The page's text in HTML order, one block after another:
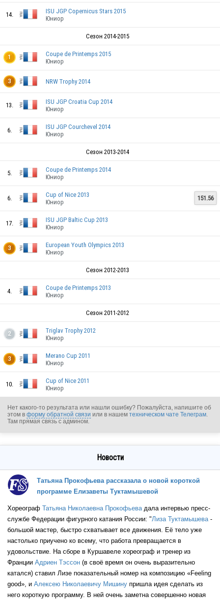
FRA
FRA
FRA
FRA
FRA
FRA
FRA
FRA
FRA
FRA
FRA
FRA
14.
ISU JGP Copernicus Stars 2015
Юниор
Сезон 2014-2015
1
Coupe de Printemps 2015
Юниор
3 NRW Trophy 2014
13.
ISU JGP Croatia Cup 2014
Юниор
6.
ISU JGP Courchevel 2014
Юниор
Сезон 2013-2014
5.
Coupe de Printemps 2014
Юниор
6.
Cup of Nice 2013
Юниор
151.56
17.
ISU JGP Baltic Cup 2013
Юниор
3
European Youth Olympics 2013
Юниор
Сезон 2012-2013
4.
Coupe de Printemps 2013
Юниор
Сезон 2011-2012
2
Triglav Trophy 2012
Юниор
3
Merano Cup 2011
Юниор
10.
Cup of Nice 2011
Юниор
Нет какого-то результата или нашли ошибку? Пожалуйста, напишите об
этом в форму обратной связи или в нашем техническом чате Телеграм.
Там прямая связь с админом.
Новости
Татьяна Прокофьева рассказала о новой короткой
программе Елизаветы Туктамышевой
Хореограф Татьяна Николаевна Прокофьевадала интервью пресс-
службе Федерации фигурного катания России: "Лиза Туктамышева-
большой мастер, быстро схватывает все движения. Её тело уже
настолько приучено ко всему, что работа превращается в
удовольствие. На сборе в Куршавеле хореограф и тренер из
Франции Адриен Тэссон (в своё время он очень выразительно
катался) ставил Лизе показательный номер на композицию «Feeling
good», и Алексею Николаевичу Мишину пришла идея сделать из
него короткую программу. В ней очень заметна совершенно новая